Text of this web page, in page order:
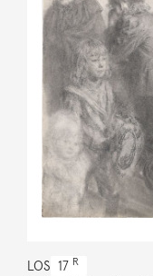
LOS 17 R